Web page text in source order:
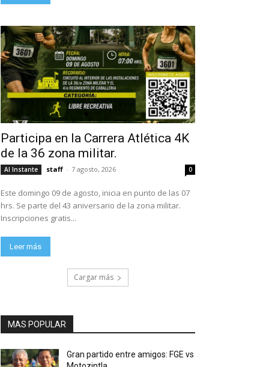
Participa en la Carrera Atlética 4K
de la 36 zona militar.
Al Instante staff - 7 agosto, 2026 0
Este domingo 09 de agosto, inicia en punto de las 07
hrs. Se parte del 43 aniversario de la zona militar.
Inscripciones gratis...
Leer más
Cargar más
MAS POPULAR
Gran partido entre amigos: FGE vs